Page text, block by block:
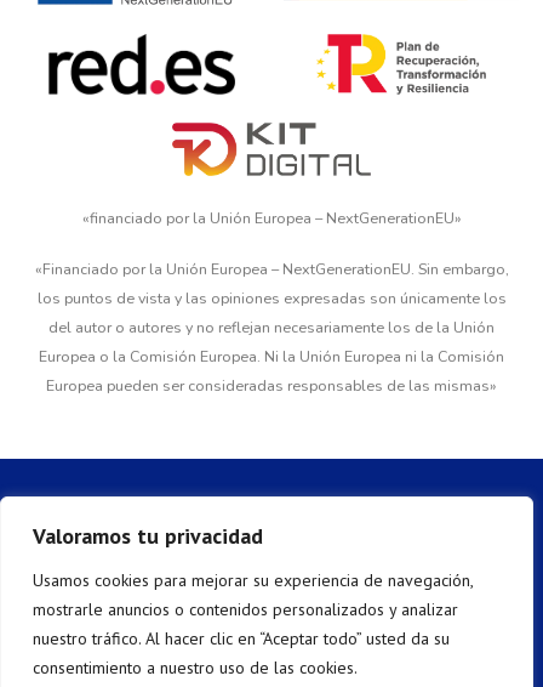
Valoramos tu privacidad
Usamos cookies para mejorar su experiencia de navegación,
mostrarle anuncios o contenidos personalizados y analizar
nuestro tráfico. Al hacer clic en “Aceptar todo” usted da su
consentimiento a nuestro uso de las cookies.
«financiado por la Unión Europea – NextGenerationEU»
«Financiado por la Unión Europea – NextGenerationEU. Sin embargo,
los puntos de vista y las opiniones expresadas son únicamente los
del autor o autores y no reflejan necesariamente los de la Unión
Europea o la Comisión Europea. Ni la Unión Europea ni la Comisión
Europea pueden ser consideradas responsables de las mismas»
Impulsando el Futuro
hoy conBombeo Solar
Contacto